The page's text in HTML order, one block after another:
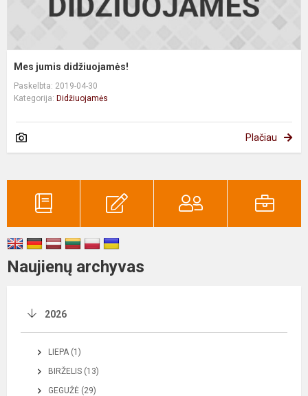
Mes jumis didžiuojamės!
Paskelbta: 2019-04-30
Kategorija: Didžiuojamės
Plačiau
Naujienų archyvas
2026
LIEPA (1)
BIRŽELIS (13)
GEGUŽĖ (29)